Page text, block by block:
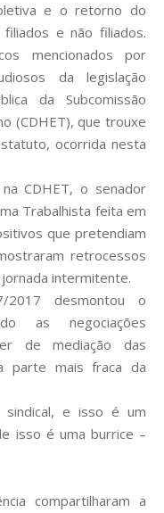
e o retorno do
e não filiados.
mencionados por
da legislação
da Subcomissão
(CDHET), que trouxe
ocorrida nesta
CDHET, o senador
Trabalhista feita em
que pretendiam
retrocessos
intermitente.
desmontou o
as negociações
de mediação das
parte mais fraca da
e isso é um
isso é uma burrice –
compartilharam a